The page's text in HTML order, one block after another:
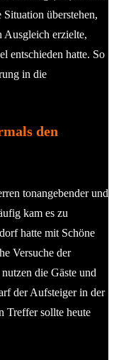
überstehen,
Ausgleich erzielte,
entschieden hatte. So
in die
den
tonangebender und
kam es zu
hatte mit Schöne
Versuche der
die Gäste und
der Aufsteiger in der
Treffer sollte heute